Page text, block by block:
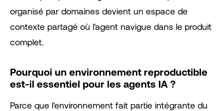
organisé par domaines devient un espace de
contexte partagé où l'agent navigue dans le produit
complet.
Pourquoi un environnement reproductible
est-il essentiel pour les agents IA ?
Parce que l'environnement fait partie intégrante du